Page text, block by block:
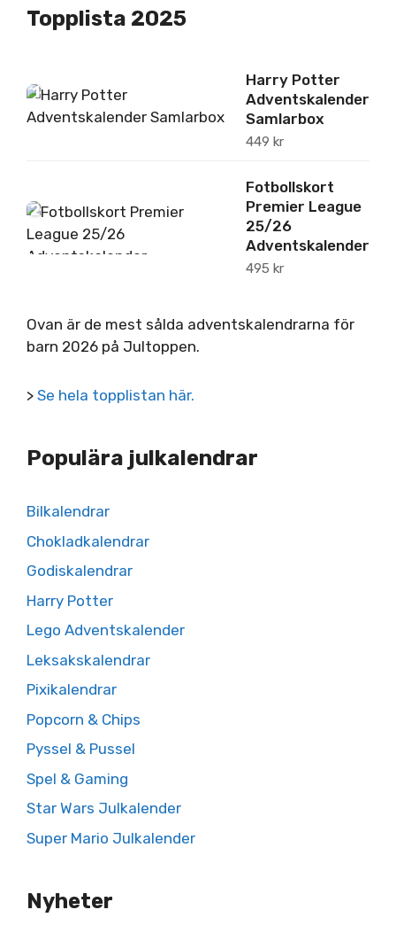
Topplista 2025
1
Harry Potter
Adventskalender
Samlarbox
449 kr
2
Fotbollskort
Premier League
25/26
Adventskalender
495 kr
Ovan är de mest sålda adventskalendrarna för
barn 2026 på Jultoppen.
> Se hela topplistan här.
Populära julkalendrar
Bilkalendrar
Chokladkalendrar
Godiskalendrar
Harry Potter
Lego Adventskalender
Leksakskalendrar
Pixikalendrar
Popcorn & Chips
Pyssel & Pussel
Spel & Gaming
Star Wars Julkalender
Super Mario Julkalender
Nyheter